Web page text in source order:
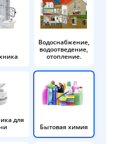
Водоснабжение,
водоотведение,
отопление.
для
Бытовая химия